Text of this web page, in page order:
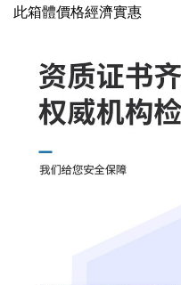
此箱體價格經濟實惠